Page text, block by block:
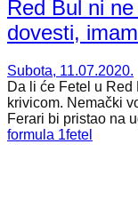
Red Bul ni
dovesti,
Subota, 11.07.2020.
Da li će Fetel u
krivicom. Nemački
Ferari bi pristao na
formula 1fetel